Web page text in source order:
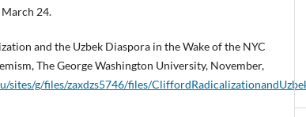
March 24.
and the Uzbek Diaspora in the Wake of the NYC
The George Washington University, November,
sites/g/files/zaxdzs5746/files/